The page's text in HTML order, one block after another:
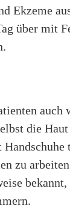
Ekzeme
über mit
auch
die
zu